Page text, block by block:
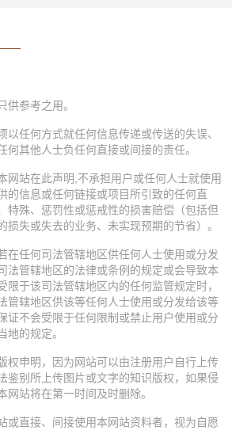
供参考之用。
以任何方式就任何信息传递或传送的失误、
何其他人士负任何直接或间接的责任。
网站在此声明,不承担用户或任何人士就使用
的信息或任何链接或项目所引致的任何直
特殊、惩罚性或惩戒性的损害赔偿（包括但
损失或失去的业务、未实现预期的节省）。
在任何司法管辖地区供任何人士使用或分发
法管辖地区的法律或条例的规定或会导致本
限于该司法管辖地区内的任何监管规定时，
管辖地区供该等任何人士使用或分发给该等
证不会受限于任何限制或禁止用户使用或分
地的规定。
权申明，因为网站可以由注册用户自行上传
鉴别所上传图片或文字的知识版权，如果侵
网站将在第一时间及时删除。
或直接、间接使用本网站资料者，视为自愿